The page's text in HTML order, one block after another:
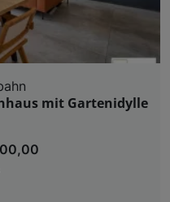
mit Gartenidylle